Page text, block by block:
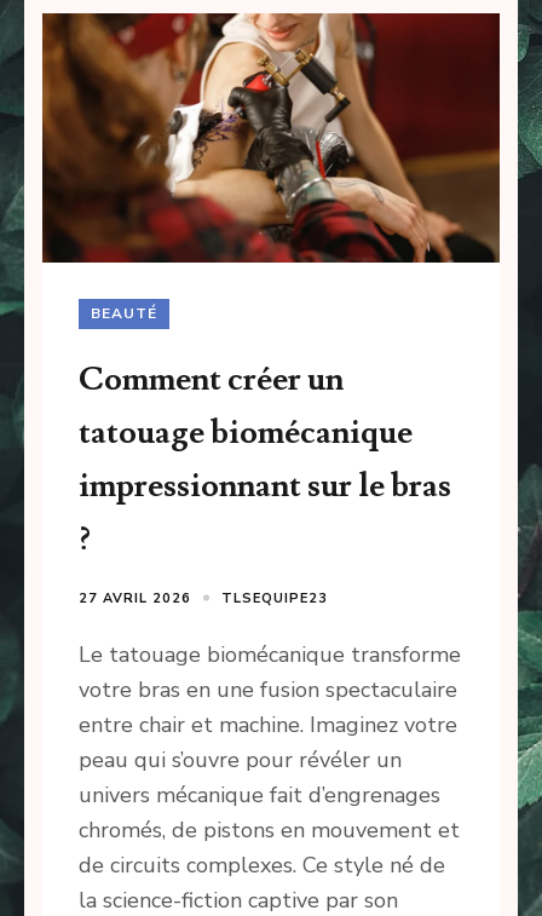
BEAUTÉ
Comment créer un
tatouage biomécanique
impressionnant sur le bras
?
27 AVRIL 2026 TLSEQUIPE23
Le tatouage biomécanique transforme
votre bras en une fusion spectaculaire
entre chair et machine. Imaginez votre
peau qui s’ouvre pour révéler un
univers mécanique fait d’engrenages
chromés, de pistons en mouvement et
de circuits complexes. Ce style né de
la science-fiction captive par son